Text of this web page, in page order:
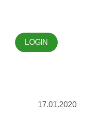
LOGIN
17.01.2020